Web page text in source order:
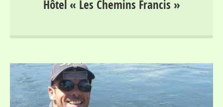
vallée du Lot, entre Mont Lozère et Margeride, au bord
Hôtel « Les Chemins Francis »